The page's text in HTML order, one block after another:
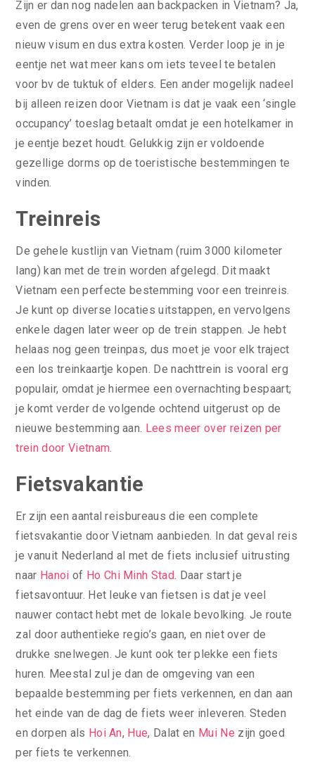
Zijn er dan nog nadelen aan backpacken in Vietnam? Ja,
even de grens over en weer terug betekent vaak een
nieuw visum en dus extra kosten. Verder loop je in je
eentje net wat meer kans om iets teveel te betalen
voor bv de tuktuk of elders. Een ander mogelijk nadeel
bij alleen reizen door Vietnam is dat je vaak een ‘single
occupancy’ toeslag betaalt omdat je een hotelkamer in
je eentje bezet houdt. Gelukkig zijn er voldoende
gezellige dorms op de toeristische bestemmingen te
vinden.
Treinreis
De gehele kustlijn van Vietnam (ruim 3000 kilometer
lang) kan met de trein worden afgelegd. Dit maakt
Vietnam een perfecte bestemming voor een treinreis.
Je kunt op diverse locaties uitstappen, en vervolgens
enkele dagen later weer op de trein stappen. Je hebt
helaas nog geen treinpas, dus moet je voor elk traject
een los treinkaartje kopen. De nachttrein is vooral erg
populair, omdat je hiermee een overnachting bespaart;
je komt verder de volgende ochtend uitgerust op de
nieuwe bestemming aan. Lees meer over reizen per
trein door Vietnam.
Fietsvakantie
Er zijn een aantal reisbureaus die een complete
fietsvakantie door Vietnam aanbieden. In dat geval reis
je vanuit Nederland al met de fiets inclusief uitrusting
naar Hanoi of Ho Chi Minh Stad. Daar start je
fietsavontuur. Het leuke van fietsen is dat je veel
nauwer contact hebt met de lokale bevolking. Je route
zal door authentieke regio’s gaan, en niet over de
drukke snelwegen. Je kunt ook ter plekke een fiets
huren. Meestal zul je dan de omgeving van een
bepaalde bestemming per fiets verkennen, en dan aan
het einde van de dag de fiets weer inleveren. Steden
en dorpen als Hoi An, Hue, Dalat en Mui Ne zijn goed
per fiets te verkennen.